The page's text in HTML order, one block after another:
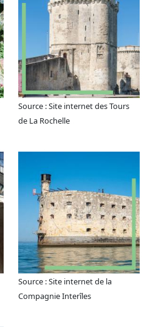
Source : Site internet des Tours
de La Rochelle
Source : Site internet de la
Compagnie Interîles